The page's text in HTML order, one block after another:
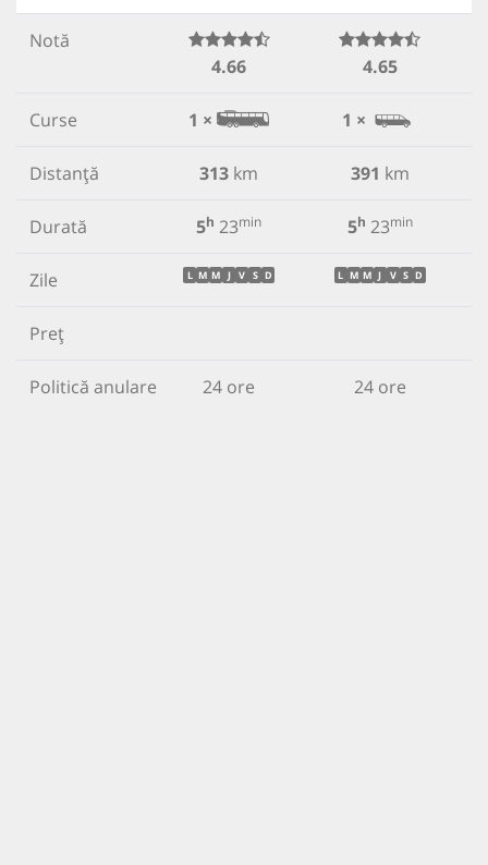
Notă
4.66
4.65
Curse 1 × 1 ×
Distanță 313 km 391 km
Durată 5h 23min 5h 23min
Zile L M M J V S D L M M J V S D
Preț
Politică anulare 24 ore 24 ore